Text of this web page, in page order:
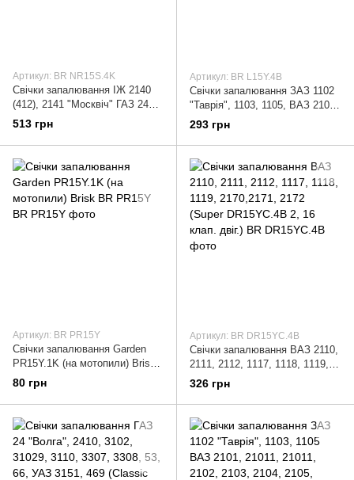
Артикул: BR NR15S.4K
Свічки запалювання ІЖ 2140
(412), 2141 "Москвіч" ГАЗ 24
"Вовга", ЗІЛ, ВАЗ (Silver
NR15S.4K, під газ) BRISK BR
513 грн
Артикул: BR L15Y.4B
Свічки запалювання ЗАЗ 1102
"Таврія", 1103, 1105, ВАЗ 2101,
21011, 21011, 2102, 2103, 2104,
2105, 2106, 2107, 2108,
293 грн
Артикул: BR PR15Y
Свічки запалювання Garden
PR15Y.1K (на мотопили) Brisk
BR PR15Y
80 грн
Артикул: BR DR15YC.4B
Свічки запалювання ВАЗ 2110,
2111, 2112, 1117, 1118, 1119,
2170,2171, 2172 (Super
DR15YC.4B 2, 16 клап. двіг.)
326 грн